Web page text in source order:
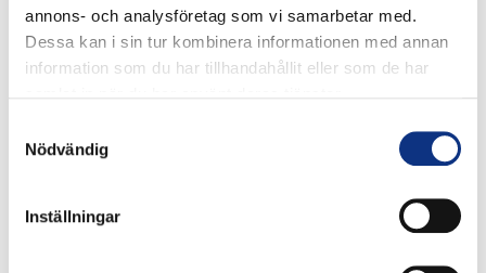
annons- och analysföretag som vi samarbetar med.
Dessa kan i sin tur kombinera informationen med annan
information som du har tillhandahållit eller som de har
Nödvändig
Inställningar
Stabes nyhetsbrev